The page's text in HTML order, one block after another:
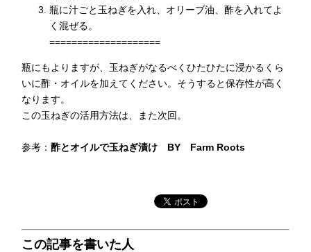
瓶に汁ごと玉ねぎを入れ、オリーブ油、酢を入れてよ
く混ぜる。
====================
瓶にもよりますが、玉ねぎがなるべくひたひたに浸かるくら
いに酢・オイルを加えてください。そうすると保存性が高く
なります。
この玉ねぎの活用方法は、また次回。
参考：酢とオイルで玉ねぎ漬け BY Farm Roots
この記事を書いた人